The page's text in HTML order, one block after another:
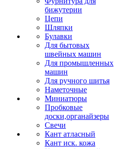
бижутерии
Цепи
Шляпки
Булавки
Для бытовых
швейных машин
Для промышленных
машин
Для ручного шитья
Наметочные
Миниатюры
Пробковые
доски,органайзеры
Свечи
Кант атласный
Кант иск. кожа